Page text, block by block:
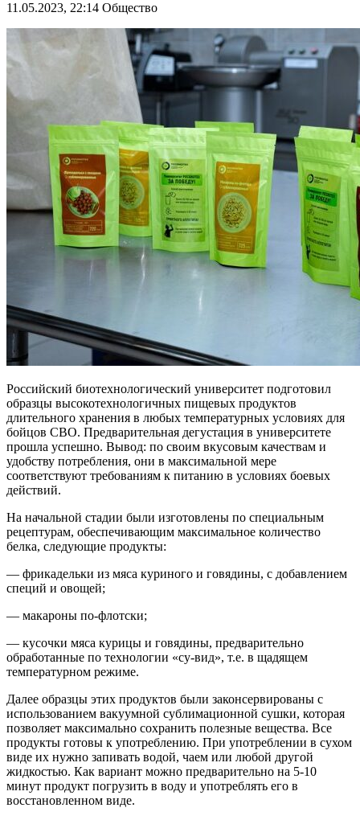
11.05.2023, 22:14 Общество
Российский биотехнологический университет подготовил
образцы высокотехнологичных пищевых продуктов
длительного хранения в любых температурных условиях для
бойцов СВО. Предварительная дегустация в университете
прошла успешно. Вывод: по своим вкусовым качествам и
удобству потребления, они в максимальной мере
соответствуют требованиям к питанию в условиях боевых
действий.
На начальной стадии были изготовлены по специальным
рецептурам, обеспечивающим максимальное количество
белка, следующие продукты:
— фрикадельки из мяса куриного и говядины, с добавлением
специй и овощей;
— макароны по-флотски;
— кусочки мяса курицы и говядины, предварительно
обработанные по технологии «су-вид», т.е. в щадящем
температурном режиме.
Далее образцы этих продуктов были законсервированы с
использованием вакуумной сублимационной сушки, которая
позволяет максимально сохранить полезные вещества. Все
продукты готовы к употреблению. При употреблении в сухом
виде их нужно запивать водой, чаем или любой другой
жидкостью. Как вариант можно предварительно на 5-10
минут продукт погрузить в воду и употреблять его в
восстановленном виде.